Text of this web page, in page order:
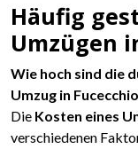
Häufig
Umzügen
Wie hoch sind die
Umzug in
Die Kosten eines
verschiedenen